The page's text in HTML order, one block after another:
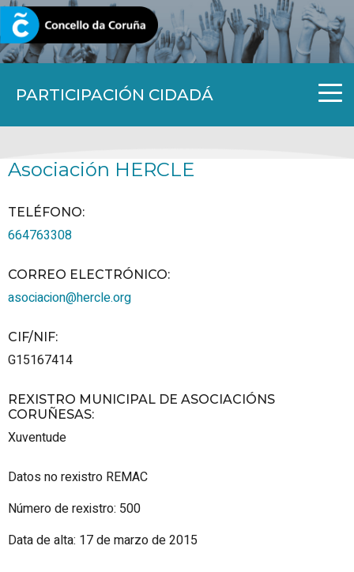
PARTICIPACIÓN CIDADÁ
CORUNA.GAL
Asociación HERCLE
TELÉFONO:
664763308
CORREO ELECTRÓNICO:
asociacion@hercle.org
CIF/NIF:
G15167414
REXISTRO MUNICIPAL DE ASOCIACIÓNS
CORUÑESAS:
Xuventude
Datos no rexistro REMAC
Número de rexistro: 500
Data de alta: 17 de marzo de 2015